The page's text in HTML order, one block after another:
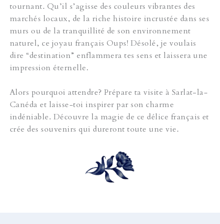
tournant. Qu’il s’agisse des couleurs vibrantes des
marchés locaux, de la riche histoire incrustée dans ses
murs ou de la tranquillité de son environnement
naturel, ce joyau français Oups! Désolé, je voulais
dire “destination” enflammera tes sens et laissera une
impression éternelle.
Alors pourquoi attendre? Prépare ta visite à Sarlat-la-
Canéda et laisse-toi inspirer par son charme
indéniable. Découvre la magie de ce délice français et
crée des souvenirs qui dureront toute une vie.